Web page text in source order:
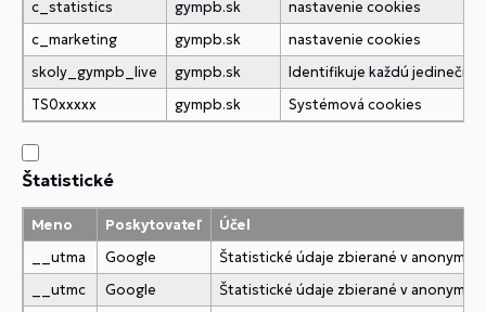
c_statistics
gympb.sk
nastavenie cookies
c_marketing
gympb.sk
nastavenie cookies
skoly_gympb_live
gympb.sk
Identifikuje každú
TS0xxxxx
gympb.sk Systémová cookies
Štatistické
Meno Poskytovateľ
Účel
__utma
Google
Štatistické údaje zbierané v
__utmc
Google
Štatistické údaje zbierané v